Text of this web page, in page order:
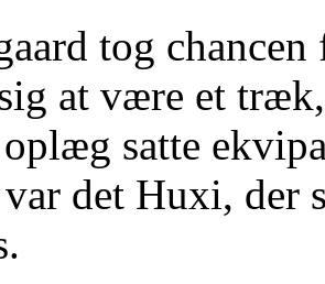
tog
at være et
satte
det Huxi, der